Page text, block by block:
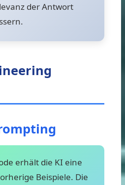
der Antwort
erhält die KI eine
Beispiele. Die